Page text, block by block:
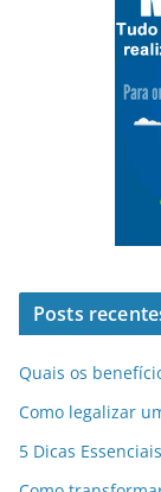
Posts
Quais os
Como legalizar
5 Dicas